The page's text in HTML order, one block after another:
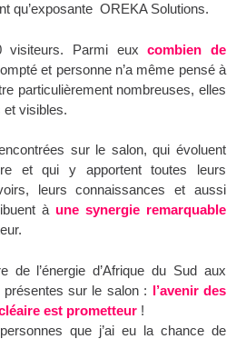
qu’exposante OREKA Solutions.
visiteurs. Parmi euxcombien de
et personne n’a même pensé à
particulièrement nombreuses, elles
et visibles.
sur le salon, qui évoluent
et qui y apportent toutes leurs
leurs connaissances et aussi
à une synergie remarquable
de l’énergie d’Afrique du Sud aux
sur le salon : l’avenir des
est prometteur !
que j’ai eu la chance de